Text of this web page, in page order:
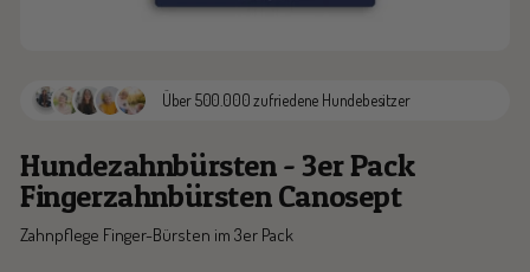
Über 500.000 zufriedene Hundebesitzer
Hundezahnbürsten - 3er Pack
Fingerzahnbürsten Canosept
Zahnpflege Finger-Bürsten im 3er Pack